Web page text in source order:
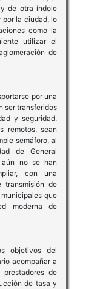
de otra índole
por la ciudad, lo
como la
utilizar el
de
por una
ser transferidos
y seguridad.
remotos, sean
semáforo, al
de General
aún no se han
con una
transmisión de
que
moderna de
objetivos del
acompañar a
de
de tasa y